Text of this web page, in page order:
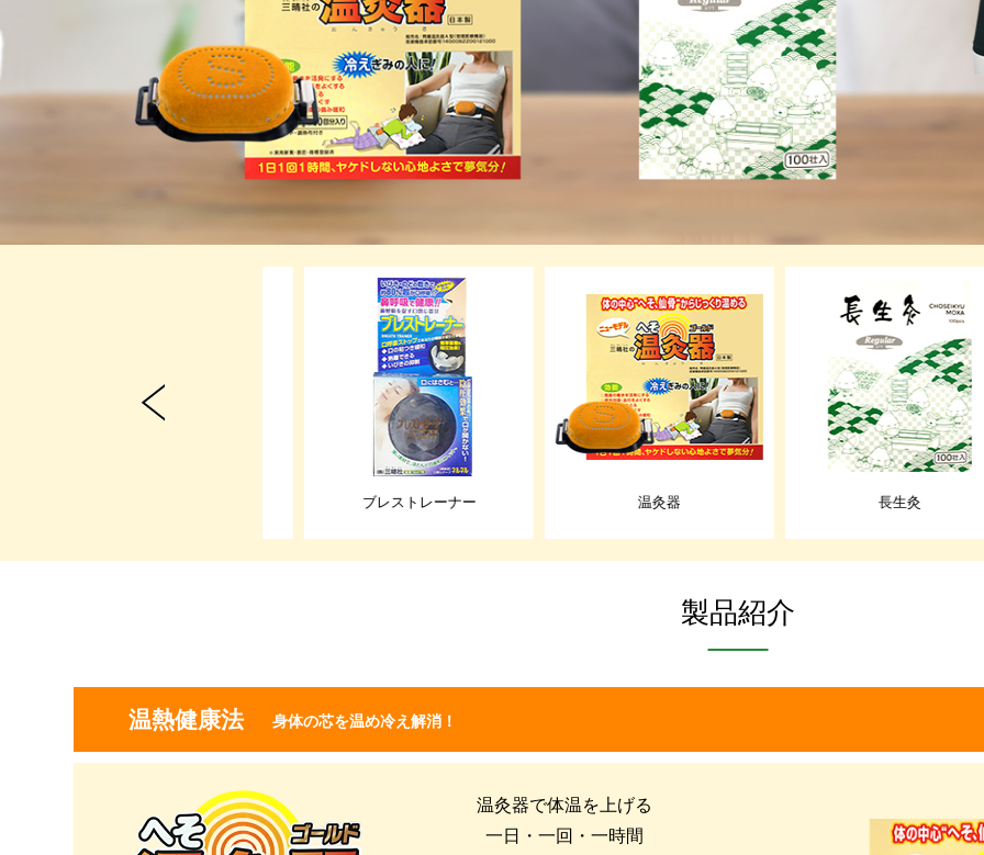
ブレストレーナー 温灸器 長生灸
製品紹介
温熱健康法 身体の芯を温め冷え解消！
温灸器で体温を上げる
一日・一回・一時間